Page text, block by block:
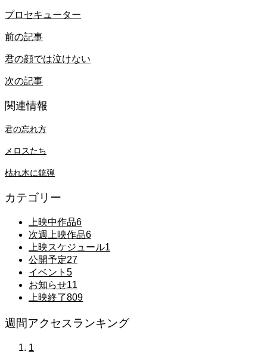
プロセキューター
前の記事
君の顔では泣けない
次の記事
関連情報
君の忘れ方
メロスたち
枯れ木に銃弾
カテゴリー
上映中作品6
次週上映作品6
上映スケジュール1
公開予定27
イベント 5
お知らせ11
上映終了809
週間アクセスランキング
1